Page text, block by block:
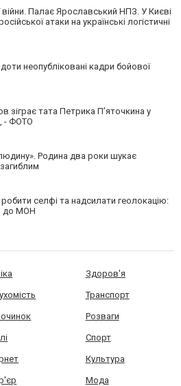
Палає Ярославський НПЗ. У Києві
атаки на українські логістичні
неопубліковані кадри бойової
зіграє тата Петрика П’яточкина у
- ФОТО
Родина два роки шукає
селфі та надсилати геолокацію:
до МОН
Здоров'я
Транспорт
Розваги
Спорт
Культура
Мода